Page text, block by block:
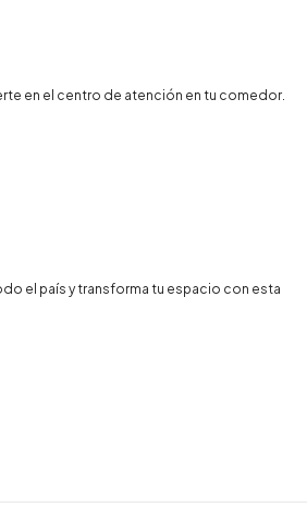
en el centro de atención en tu comedor.
el país y transforma tu espacio con esta